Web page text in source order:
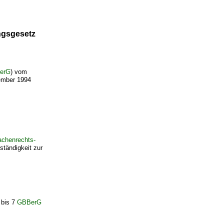
) vom
1994
zur
bis 7GBBerG